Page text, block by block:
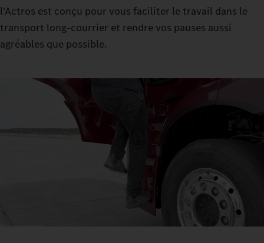
l'Actros est conçu pour vous faciliter le travail dans le
transport long-courrier et rendre vos pauses aussi
agréables que possible.